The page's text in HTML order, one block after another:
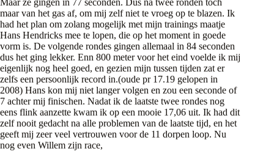
Maar ze gingen in 77 seconden. Dus na twee ronden toch
maar van het gas af, om mij zelf niet te vroeg op te blazen. Ik
had het plan om zolang mogelijk met mijn trainings maatje
Hans Hendricks mee te lopen, die op het moment in goede
vorm is. De volgende rondes gingen allemaal in 84 seconden
dus het ging lekker. Enn 800 meter voor het eind voelde ik mij
eigenlijk nog heel goed, en gezien mijn tussen tijden zat er
zelfs een persoonlijk record in.(oude pr 17.19 gelopen in
2008) Hans kon mij niet langer volgen en zou een seconde of
7 achter mij finischen. Nadat ik de laatste twee rondes nog
eens flink aanzette kwam ik op een mooie 17,06 uit. Ik had dit
zelf nooit gedacht na alle problemen van de laatste tijd, en het
geeft mij zeer veel vertrouwen voor de 11 dorpen loop. Nu
nog even Willem zijn race,